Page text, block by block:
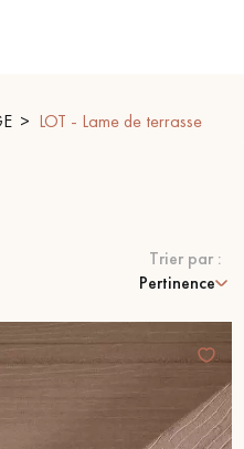
PARQUET EN CHÊNE
LOT - Lame de terrasse
Trier par :
Pertinence